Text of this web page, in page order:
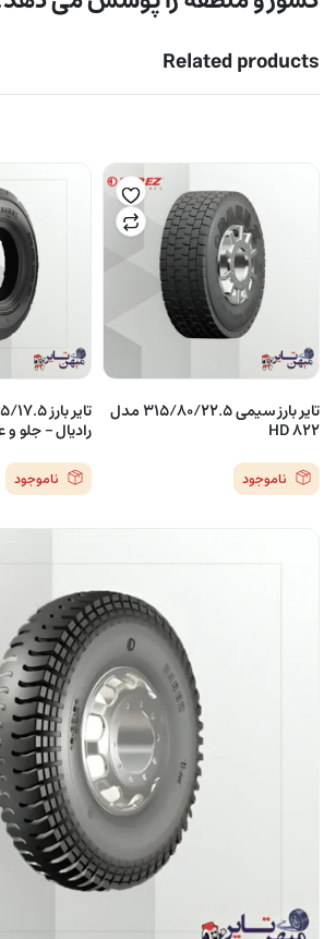
Related products
تایر بارز سیمی 315/80/22.5 مدل
HD 822
ناموجود
رادیال – جلو
ناموجود